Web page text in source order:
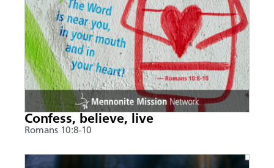
Confess, believe, live
Romans 10:8-10